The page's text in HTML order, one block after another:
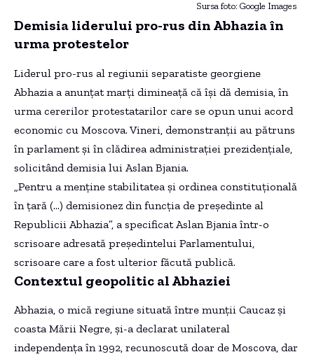
Sursa foto: Google Images
Demisia liderului pro-rus din Abhazia în
urma protestelor
Liderul pro-rus al regiunii separatiste georgiene
Abhazia a anunțat marți dimineață că își dă demisia, în
urma cererilor protestatarilor care se opun unui acord
economic cu Moscova. Vineri, demonstranții au pătruns
în parlament și în clădirea administrației prezidențiale,
solicitând demisia lui Aslan Bjania.
„Pentru a menține stabilitatea și ordinea constituțională
în țară (…) demisionez din funcția de președinte al
Republicii Abhazia”, a specificat Aslan Bjania într-o
scrisoare adresată președintelui Parlamentului,
scrisoare care a fost ulterior făcută publică.
Contextul geopolitic al Abhaziei
Abhazia, o mică regiune situată între munții Caucaz și
coasta Mării Negre, și-a declarat unilateral
independența în 1992, recunoscută doar de Moscova, dar